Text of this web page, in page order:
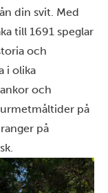
din svit. Med
till 1691 speglar
och
i olika
och
på
på